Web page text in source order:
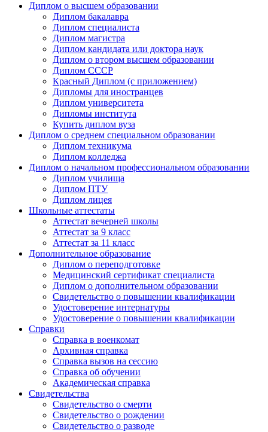
Диплом о высшем образовании
Диплом бакалавра
Диплом специалиста
Диплом магистра
Диплом кандидата или доктора наук
Диплом о втором высшем образовании
Диплом СССР
Красный Диплом (с приложением)
Дипломы для иностранцев
Диплом университета
Дипломы института
Купить диплом вуза
Диплом о среднем специальном образовании
Диплом техникума
Диплом колледжа
Диплом о начальном профессиональном oбразовании
Диплом училища
Диплом ПТУ
Диплом лицея
Школьные аттестаты
Аттестат вечерней школы
Аттестат за 9 класс
Аттестат за 11 класс
Дополнительное образование
Диплом о переподготовке
Медицинский сертификат специалиста
Диплом о дополнительном образовании
Свидетельство о повышении квалификации
Удостоверение интернатуры
Удостоверение о повышении квалификации
Справки
Справка в военкомат
Архивная справка
Справка вызов на сессию
Справка об обучении
Академическая справка
Свидетельства
Свидетельство о смерти
Свидетельство о рождении
Свидетельство о разводе